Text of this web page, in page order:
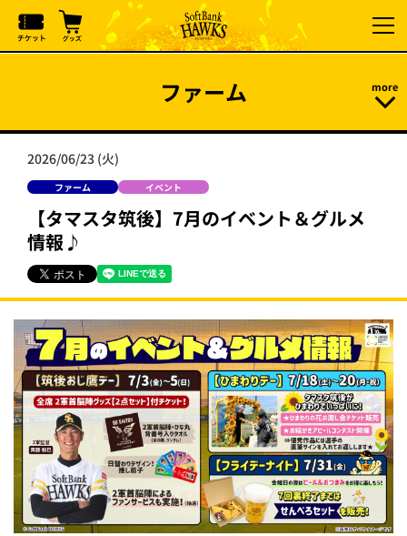
ファーム
2026/06/23 (火)
ファーム イベント
【タマスタ筑後】7月のイベント＆グルメ
情報♪